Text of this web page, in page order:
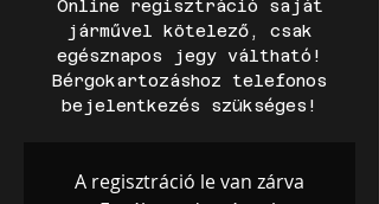
Online regisztráció saját
járművel kötelező, csak
egésznapos jegy váltható!
Bérgokartozáshoz telefonos
A regisztráció le van zárva